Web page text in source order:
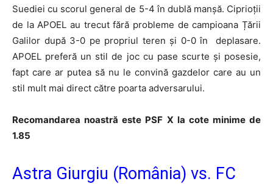
Suediei cu scorul general de 5-4 în dublă manșă. Ciprioții
de la APOEL au trecut fără probleme de campioana Țării
Galilor după 3-0 pe propriul teren și 0-0 în deplasare.
APOEL preferă un stil de joc cu pase scurte și posesie,
fapt care ar putea să nu le convină gazdelor care au un
stil mult mai direct către poarta adversarului.
Recomandarea noastră este PSF X la cote minime de
1.85
Astra Giurgiu (România) vs. FC